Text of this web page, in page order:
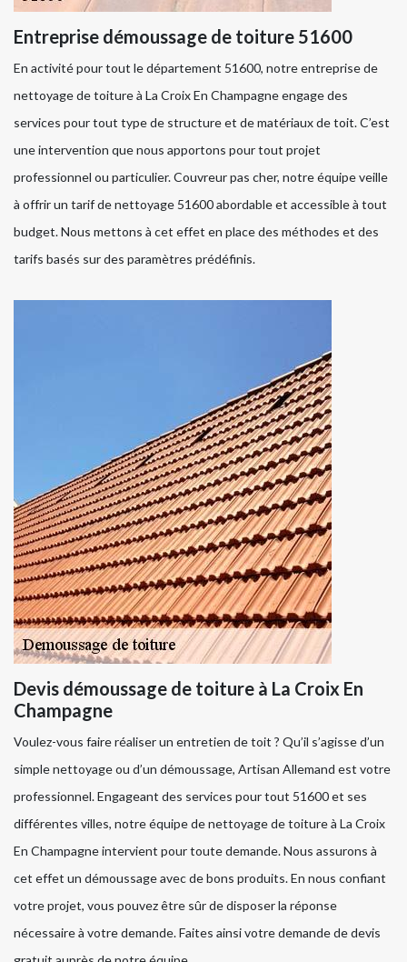
Entreprise démoussage de toiture 51600
En activité pour tout le département 51600, notre entreprise de
nettoyage de toiture à La Croix En Champagne engage des
services pour tout type de structure et de matériaux de toit. C’est
une intervention que nous apportons pour tout projet
professionnel ou particulier. Couvreur pas cher, notre équipe veille
à offrir un tarif de nettoyage 51600 abordable et accessible à tout
budget. Nous mettons à cet effet en place des méthodes et des
tarifs basés sur des paramètres prédéfinis.
Devis démoussage de toiture à La Croix En
Champagne
Voulez-vous faire réaliser un entretien de toit ? Qu’il s’agisse d’un
simple nettoyage ou d’un démoussage, Artisan Allemand est votre
professionnel. Engageant des services pour tout 51600 et ses
différentes villes, notre équipe de nettoyage de toiture à La Croix
En Champagne intervient pour toute demande. Nous assurons à
cet effet un démoussage avec de bons produits. En nous confiant
votre projet, vous pouvez être sûr de disposer la réponse
nécessaire à votre demande. Faites ainsi votre demande de devis